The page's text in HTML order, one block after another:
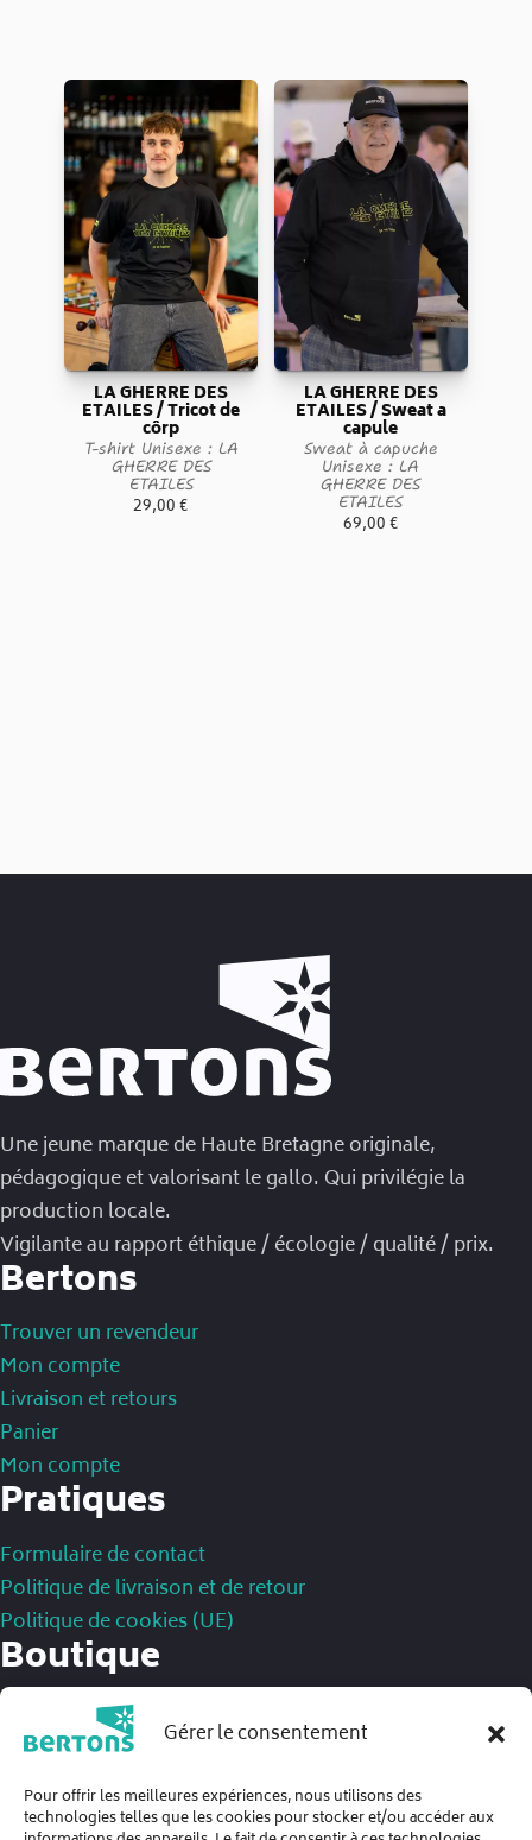
Gérer le consentement
Pour offrir les meilleures expériences, nous utilisons des
technologies telles que les cookies pour stocker et/ou accéder aux
LA GHERRE DES
ETAILES / Tricot de
côrp
T-shirt Unisexe : LA
GHERRE DES
ETAILES
29,00€
LA GHERRE DES
ETAILES / Sweat a
capule
Sweat à capuche
Unisexe : LA
GHERRE DES
ETAILES
69,00€
Une jeune marque de Haute Bretagne originale,
pédagogique et valorisant le gallo. Qui privilégie la
production locale.
Vigilante au rapport éthique / écologie / qualité / prix.
Bertons
Trouver un revendeur
Mon compte
Livraison et retours
Panier
Mon compte
Pratiques
Formulaire de contact
Politique de livraison et de retour
Politique de cookies (UE)
Boutique
Mentions légales
Politique de confidentialité